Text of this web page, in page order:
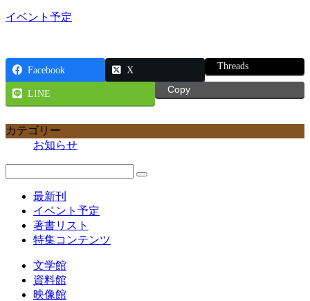
イベント予定
Facebook X Threads
LINE Copy
カテゴリー
お知らせ
最新刊
イベント予定
著書リスト
特集コンテンツ
文学館
資料館
映像館